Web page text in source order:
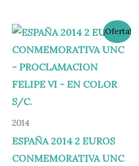
¡Oferta!
2014
ESPAÑA 2014 2 EUROS
CONMEMORATIVA UNC
El
precio
original
era:
15,00 €.
El
precio
actual
es:
12,95 €.